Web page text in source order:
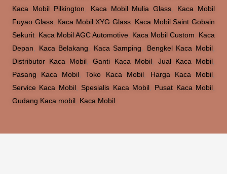
Kaca Mobil Pilkington
Kaca Mobil Mulia Glass
Kaca Mobil
Fuyao Glass, Kaca Mobil XYG Glass, Kaca Mobil Saint Gobain
Sekurit Kaca Mobil AGC Automotive Kaca Mobil Custom
Kaca
Depan
Kaca Belakang Kaca Samping Bengkel Kaca Mobil
Distributor Kaca Mobil ,Ganti Kaca Mobil, Jual Kaca Mobil
Pasang Kaca Mobil ,Toko Kaca Mobil, Harga Kaca Mobil
Service Kaca Mobil, Spesialis Kaca Mobil, Pusat Kaca Mobil
Gudang Kaca mobil Kaca Mobil